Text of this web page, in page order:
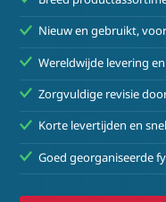
Nieuw en gebruikt,
Wereldwijde levering
Zorgvuldige revisie
Korte levertijden en
Goed georganiseerde